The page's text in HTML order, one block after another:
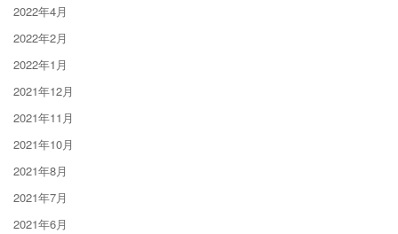
2022年4月
2022年2月
2022年1月
2021年12月
2021年11月
2021年10月
2021年8月
2021年7月
2021年6月